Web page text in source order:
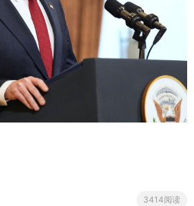
3414阅读